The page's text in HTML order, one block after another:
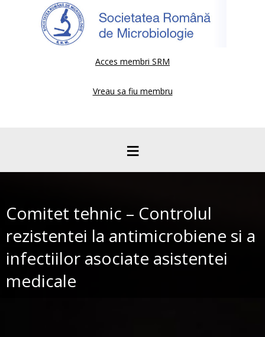
Acces membri SRM
Vreau sa fiu membru
≡
Comitet tehnic – Controlul
rezistentei la antimicrobiene si a
infectiilor asociate asistentei
medicale